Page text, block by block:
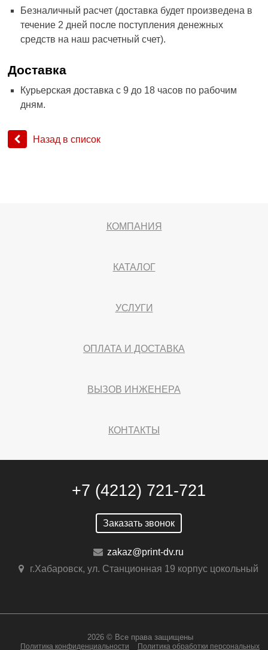
Безналичный расчет (доставка будет произведена в
течение 2 дней после поступления денежных
средств на наш расчетный счет).
Доставка
Курьерская доставка с 9 до 18 часов по рабочим
дням.
Назад в список
КОМПАНИЯ
КАТАЛОГ
УСЛУГИ
ОПЛАТА И ДОСТАВКА
ВЫЗОВ ИНЖЕНЕРА
КОНТАКТЫ
+7 (4212) 721-721
Заказать звонок
zakaz@print-dv.ru
г.Хабаровск, ул. Станционная 19 корпус цокольный
2026 © Все права защищены
Политика конфиденциальности Политика обработки персональных